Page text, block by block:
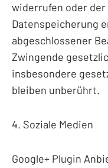
widerrufen oder der
Datenspeicherung
abgeschlossener
Zwingende
insbesondere
bleiben unberührt.
4. Soziale Medien
Google+ Plugin